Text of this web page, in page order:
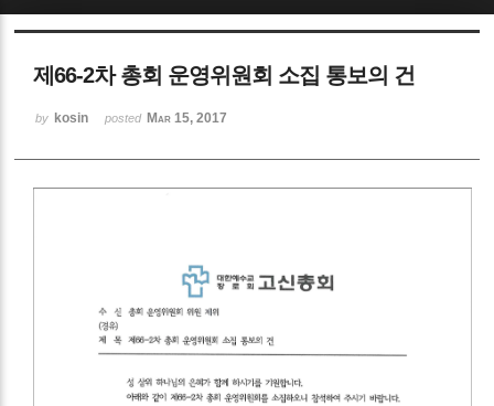
제66-2차 총회 운영위원회 소집 통보의 건
by kosin posted Mar 15, 2017
Sketchbook5, 스케치북5
Sketchbook5, 스케치북5